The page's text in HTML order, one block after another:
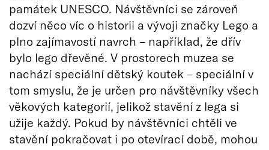
památek UNESCO. Návštěvníci se zároveň
dozví něco víc o historii a vývoji značky Lego a
plno zajímavostí navrch – například, že dřív
bylo lego dřevěné. V prostorech muzea se
nachází speciální dětský koutek – speciální v
tom smyslu, že je určen pro návštěvníky všech
věkových kategorií, jelikož stavění z lega si
užije každý. Pokud by návštěvníci chtěli ve
stavění pokračovat i po otevírací době, mohou